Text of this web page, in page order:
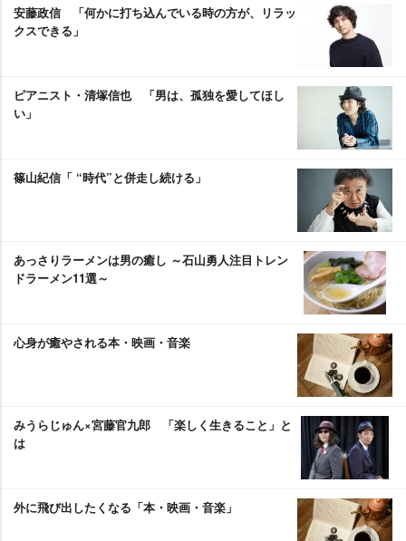
安藤政信 「何かに打ち込んでいる時の方が、リラッ
クスできる」
ピアニスト・清塚信也 「男は、孤独を愛してほし
い」
篠山紀信「 “時代”と併走し続ける」
あっさりラーメンは男の癒し ～石山勇人注目トレン
ドラーメン11選～
心身が癒やされる本・映画・音楽
みうらじゅん×宮藤官九郎 「楽しく生きること」と
は
外に飛び出したくなる「本・映画・音楽」